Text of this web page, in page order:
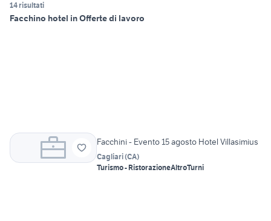
14 risultati
Facchino hotel in Offerte di lavoro
Facchini - Evento 15 agosto Hotel Villasimius
Cagliari(CA)
Turismo - RistorazioneAltroTurni